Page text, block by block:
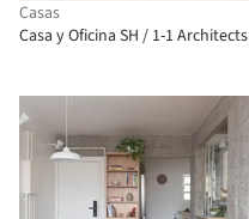
Casas
Casa y Oficina SH / 1-1 Architects